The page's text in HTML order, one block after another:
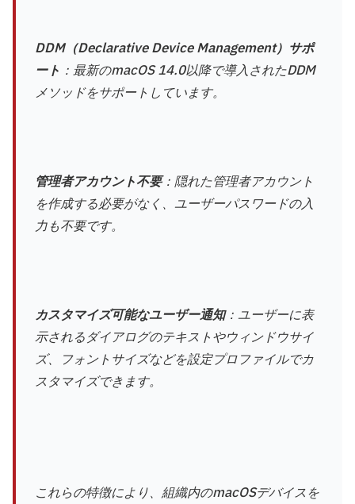
DDM（Declarative Device Management）サポ
ート ：最新のmacOS 14.0以降で導入されたDDM
メソッドをサポートしています。
管理者アカウント不要：隠れた管理者アカウント
を作成する必要がなく、ユーザーパスワードの入
力も不要です。
カスタマイズ可能なユーザー通知：ユーザーに表
示されるダイアログのテキストやウィンドウサイ
ズ、フォントサイズなどを設定プロファイルでカ
スタマイズできます。
これらの特徴により、組織内のmacOSデバイスを